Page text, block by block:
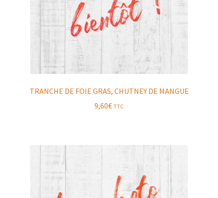
TRANCHE DE FOIE GRAS, CHUTNEY DE MANGUE
9,60€ TTC